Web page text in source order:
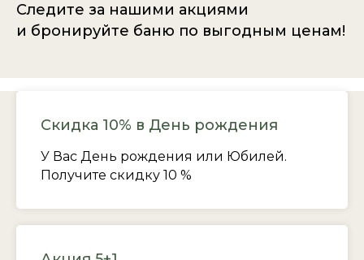
Следите за нашими акциями
и бронируйте баню по выгодным ценам!
Скидка 10% в День рождения
У Вас День рождения или Юбилей.
Получите скидку 10 %